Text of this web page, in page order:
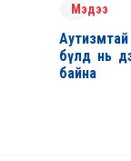
Мэдээ
бүлд нь
байна